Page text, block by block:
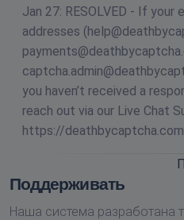
Jan 27: RESOLVED - If
addresses (
you haven’t received a
reach out via our Live Chat
https://
Поддерживать
Наша система разработана